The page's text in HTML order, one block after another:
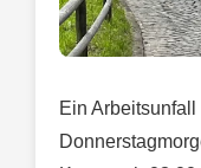
Ein